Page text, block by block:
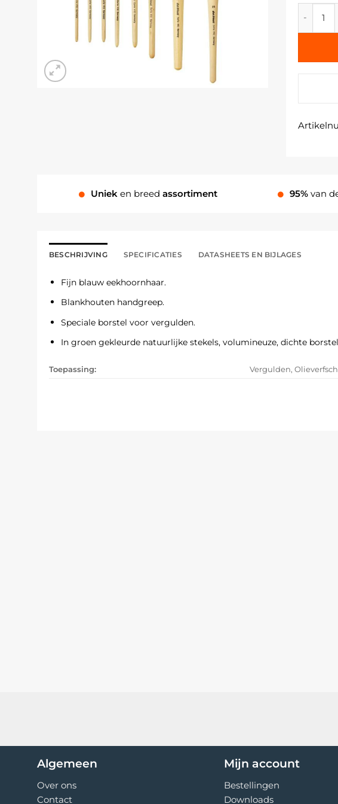
Unieken breedassortiment 95%van
BESCHRIJVING SPECIFICATIES DATASHEETS EN BIJLAGES
Fijn blauw eekhoornhaar.
Blankhouten handgreep.
Speciale borstel voor vergulden.
In groen gekleurde natuurlijke stekels, volumineuze, dichte
Toepassing: Vergulden,
Algemeen
Over ons
Contact
Mijn account
Bestellingen
Downloads